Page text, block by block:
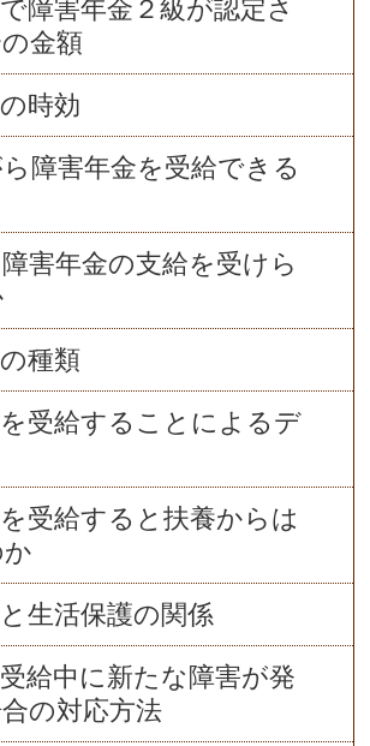
障害年金２級が認定さ
金額
時効
障害年金を受給できる
害年金の支給を受けら
種類
受給することによるデ
受給すると扶養からは
生活保護の関係
給中に新たな障害が発
の対応方法